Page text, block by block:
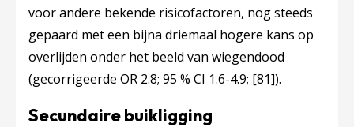
voor andere bekende risicofactoren, nog steeds
gepaard met een bijna driemaal hogere kans op
overlijden onder het beeld van wiegendood
(gecorrigeerde OR 2.8; 95 % CI 1.6-4.9; [81]).
Secundaire buikligging